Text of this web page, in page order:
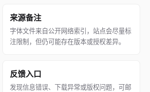
来源备注
字体文件来自公开网络索引，站点会尽量标
注限制，但仍可能存在版本或授权差异。
反馈入口
发现信息错误、下载异常或版权问题，可邮